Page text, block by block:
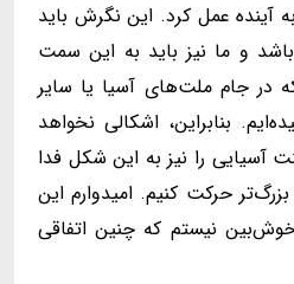
آینده عمل کرد. این نگرش باید
و ما نیز باید به این سمت
جام ملت‌های آسیا یا سایر
بنابراین، اشکالی نخواهد
آسیایی را نیز به این شکل فدا
حرکت کنیم. امیدوارم این
نیستم که چنین اتفاقی